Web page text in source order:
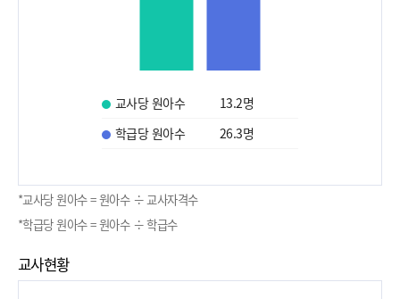
교사당 원아수 13.2명
학급당 원아수
26.3명
*교사당 원아수 = 원아수 ÷ 교사자격수
*학급당 원아수 = 원아수 ÷ 학급수
교사현황